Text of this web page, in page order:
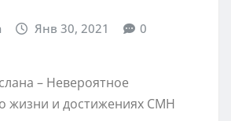
Янв 30, 2021 0